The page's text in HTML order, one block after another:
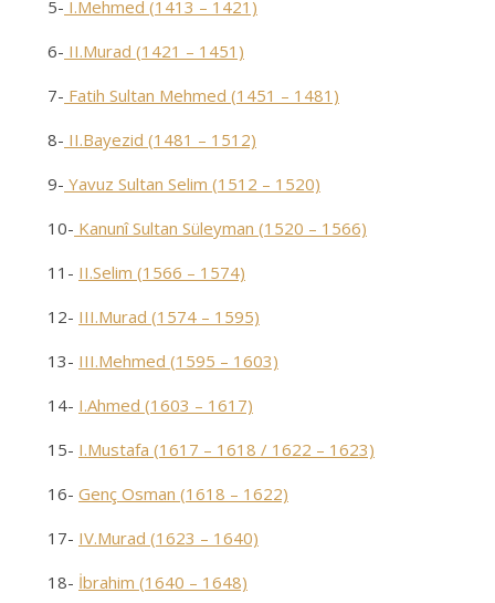
5- I.Mehmed (1413 – 1421)
6- II.Murad (1421 – 1451)
7- Fatih Sultan Mehmed (1451 – 1481)
8- II.Bayezid (1481 – 1512)
9- Yavuz Sultan Selim (1512 – 1520)
10- Kanunî Sultan Süleyman (1520 – 1566)
11- II.Selim (1566 – 1574)
12- III.Murad (1574 – 1595)
13- III.Mehmed (1595 – 1603)
14- I.Ahmed (1603 – 1617)
15- I.Mustafa (1617 – 1618 / 1622 – 1623)
16- Genç Osman (1618 – 1622)
17- IV.Murad (1623 – 1640)
18- İbrahim (1640 – 1648)